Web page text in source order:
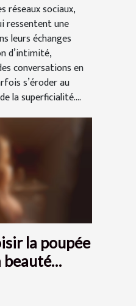
réseaux sociaux,
ressentent une
leurs échanges
d’intimité,
conversations en
s’éroder au
la superficialité....
la poupée
beauté